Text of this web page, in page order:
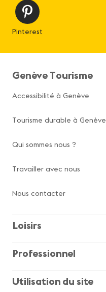
Pinterest
Genève Tourisme
Accessibilité à Genève
Tourisme durable à Genève
Qui sommes nous ?
Travailler avec nous
Nous contacter
Loisirs
Professionnel
Utilisation du site